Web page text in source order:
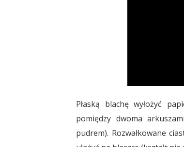
Płaską blachę wyłożyć
pomiędzy dwoma
pudrem). Rozwałkowane